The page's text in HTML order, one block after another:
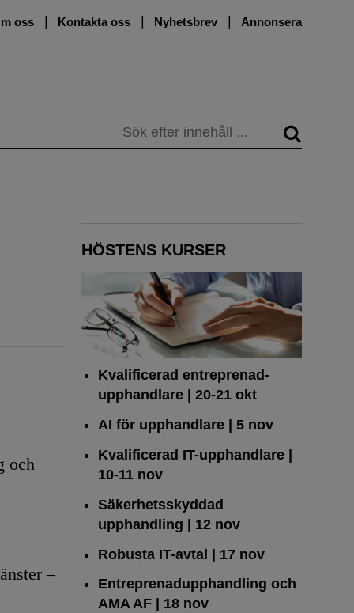
oss Kontakta oss Nyhetsbrev Annonsera
Sök
och
–
HÖSTENS KURSER
Kvalificerad entreprenad­
upphandlare
| 20-21 okt
AI för upphandlare | 5 nov
Kvalificerad IT-upphandlare |
10-11 nov
Säkerhetsskyddad
upphandling | 12 nov
Robusta IT-avtal | 17 nov
Entreprenadupphandling och
AMA AF | 18 nov